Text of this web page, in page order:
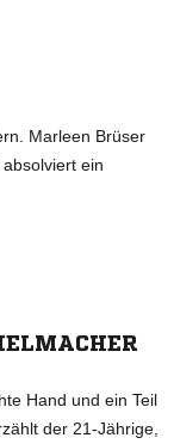
Marleen Brüser
ein
Hand und ein Teil
der 21-Jährige,